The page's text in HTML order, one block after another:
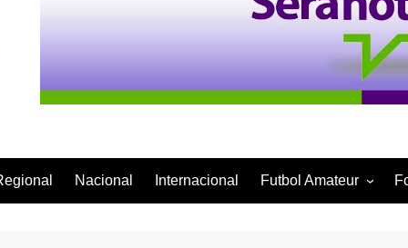
Nacional Internacional Futbol Amateur